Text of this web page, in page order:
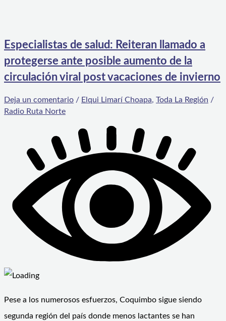
Especialistas de salud: Reiteran llamado a
protegerse ante posible aumento de la
circulación viral post vacaciones de invierno
Deja un comentario / Elqui Limarí Choapa, Toda La Región /
Radio Ruta Norte
Pese a los numerosos esfuerzos, Coquimbo sigue siendo
segunda región del país donde menos lactantes se han